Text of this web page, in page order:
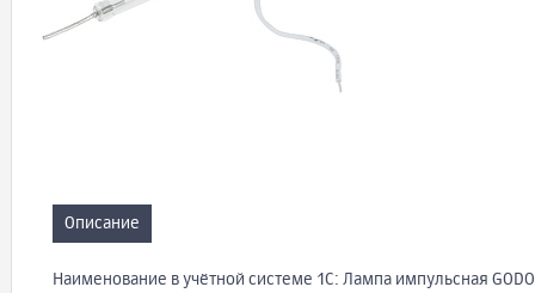
Описание
Наименование в учётной системе 1С: Лампа импульсная